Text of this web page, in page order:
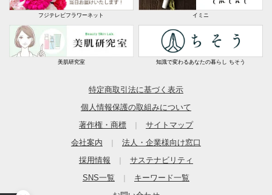
フジテレビフラワーネット イミニ
美肌研究室 知識で変わるあなたの暮らし ちそう
特定商取引法に基づく表示
個人情報保護の取組みについて
著作権・商標
サイトマップ
会社案内
法人・企業様向け窓口
採用情報
サステナビリティ
SNS一覧
キーワード一覧